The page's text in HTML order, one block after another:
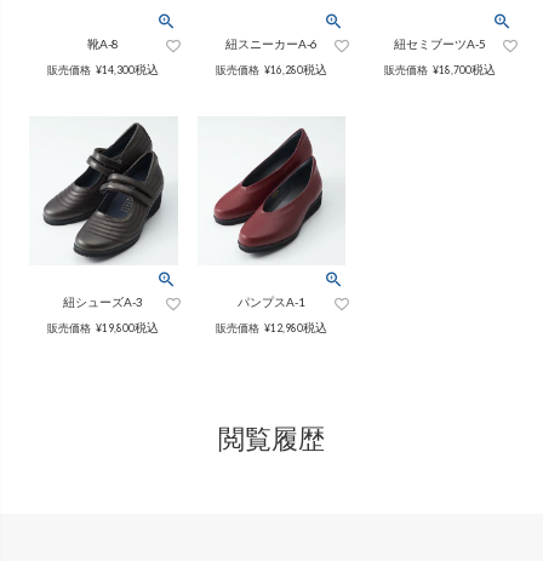
靴A-8
販売価格 ¥14,300税込
紐スニーカーA-6
販売価格 ¥16,280税込
紐セミブーツA-5
販売価格 ¥18,700税込
紐シューズA-3
販売価格 ¥19,800税込
パンプスA-1
販売価格 ¥12,980税込
閲覧履歴